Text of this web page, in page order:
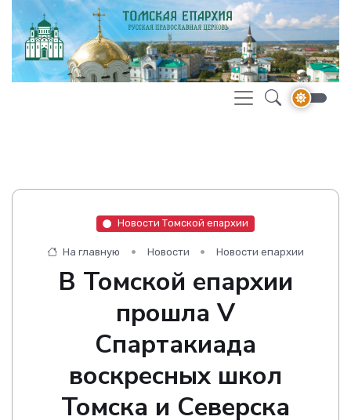
Новости Томской епархии
На главную Новости Новости епархии
В Томской епархии
прошла V
Спартакиада
воскресных школ
Томска и Северска